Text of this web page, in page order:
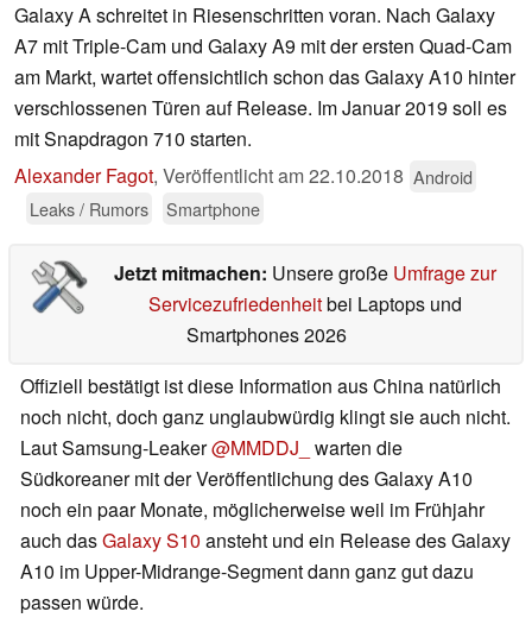
Galaxy A schreitet in Riesenschritten voran. Nach Galaxy
A7 mit Triple-Cam und Galaxy A9 mit der ersten Quad-Cam
am Markt, wartet offensichtlich schon das Galaxy A10 hinter
verschlossenen Türen auf Release. Im Januar 2019 soll es
mit Snapdragon 710 starten.
Alexander Fagot, Veröffentlicht am22.10.2018 Android
Leaks / Rumors
Smartphone
Jetzt mitmachen: Unsere große Umfrage zur
Servicezufriedenheitbei Laptops und
Smartphones 2026
Offiziell bestätigt ist diese Information aus China natürlich
noch nicht, doch ganz unglaubwürdig klingt sie auch nicht.
Laut Samsung-Leaker@MMDDJ_
warten die
Südkoreaner mit der Veröffentlichung des Galaxy A10
noch ein paar Monate, möglicherweise weil im Frühjahr
auch dasGalaxy S10 ansteht und ein Release des Galaxy
A10 im Upper-Midrange-Segment dann ganz gut dazu
passen würde.